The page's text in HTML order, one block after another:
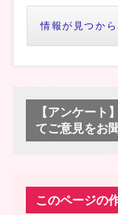
情報が見つか
【アンケート
てご意見をお
このページの